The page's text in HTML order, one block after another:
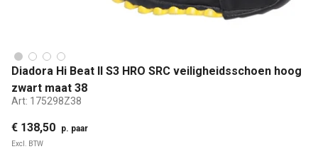
Diadora Hi Beat II S3 HRO SRC veiligheidsschoen hoog
zwart maat 38
Art: 175298Z38
€ 138,50 p. paar
Excl. BTW